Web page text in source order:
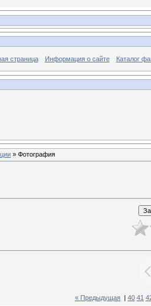
страница Информация о сайте Каталог
» Фотография
« Предыдущая 40 41